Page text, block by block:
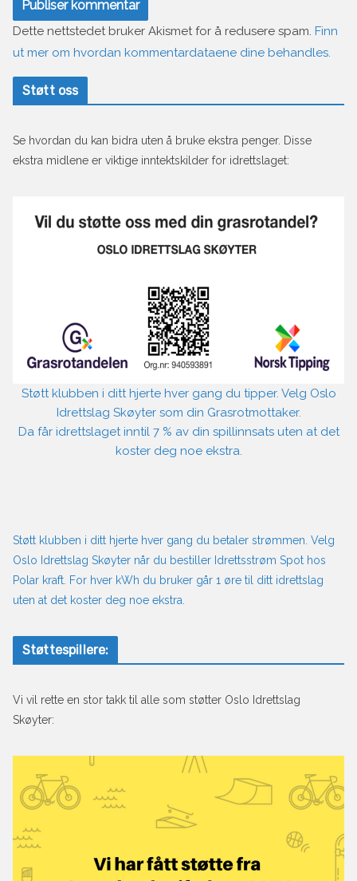
Dette nettstedet bruker Akismet for å redusere spam. Finn
ut mer om hvordan kommentardataene dine behandles.
Støtt oss
Se hvordan du kan bidra uten å bruke ekstra penger. Disse
ekstra midlene er viktige inntektskilder for idrettslaget:
Støtt klubben i ditt hjerte hver gang du tipper. Velg Oslo
Idrettslag Skøyter som din Grasrotmottaker.
Da får idrettslaget inntil 7 % av din spillinnsats uten at det
koster deg noe ekstra.
Støtt klubben i ditt hjerte hver gang du betaler strømmen. Velg
Oslo Idrettslag Skøyter når du bestiller Idrettsstrøm Spot hos
Polar kraft. For hver kWh du bruker går 1 øre til ditt idrettslag
uten at det koster deg noe ekstra.
Støttespillere:
Vi vil rette en stor takk til alle som støtter Oslo Idrettslag
Skøyter: